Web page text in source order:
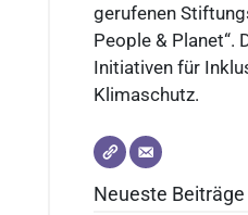
gerufenen
People & Planet“.
Initiativen für
Klimaschutz.
Neueste Beiträge